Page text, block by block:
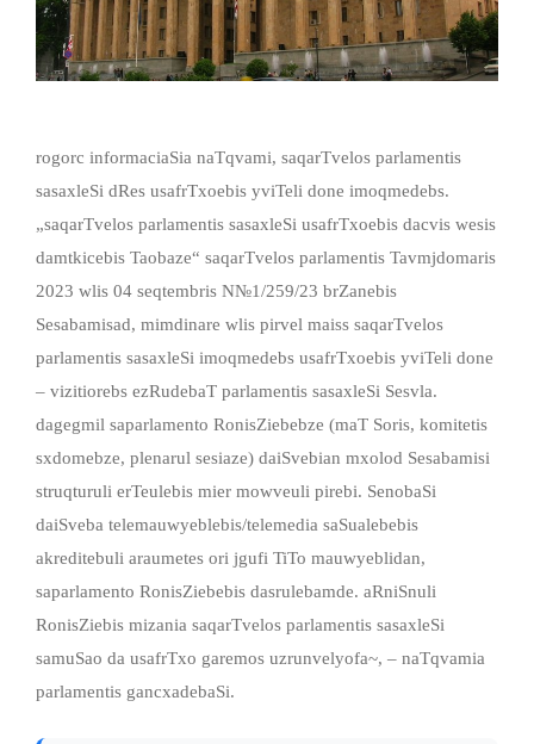
rogorc informaciaSia naTqvami, saqarTvelos parlamentis
sasaxleSi dRes usafrTxoebis yviTeli done imoqmedebs.
„saqarTvelos parlamentis sasaxleSi usafrTxoebis dacvis wesis
damtkicebis Taobaze“ saqarTvelos parlamentis Tavmjdomaris
2023 wlis 04 seqtembris N№1/259/23 brZanebis
Sesabamisad, mimdinare wlis pirvel maiss saqarTvelos
parlamentis sasaxleSi imoqmedebs usafrTxoebis yviTeli done
– vizitiorebs ezRudebaT parlamentis sasaxleSi Sesvla.
dagegmil saparlamento RonisZiebebze (maT Soris, komitetis
sxdomebze, plenarul sesiaze) daiSvebian mxolod Sesabamisi
struqturuli erTeulebis mier mowveuli pirebi. SenobaSi
daiSveba telemauwyeblebis/telemedia saSualebebis
akreditebuli araumetes ori jgufi TiTo mauwyeblidan,
saparlamento RonisZiebebis dasrulebamde. aRniSnuli
RonisZiebis mizania saqarTvelos parlamentis sasaxleSi
samuSao da usafrTxo garemos uzrunvelyofa~, – naTqvamia
parlamentis gancxadebaSi.